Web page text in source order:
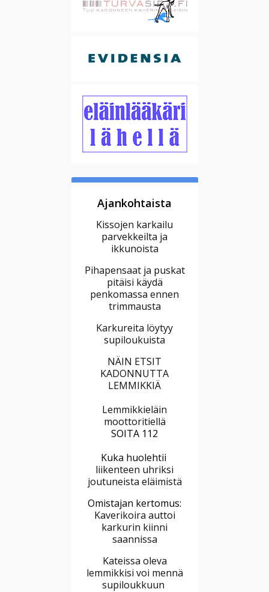
Ajankohtaista
Kissojen karkailu
parvekkeilta ja
ikkunoista
Pihapensaat ja puskat
pitäisi käydä
penkomassa ennen
trimmausta
Karkureita löytyy
supiloukuista
NÄIN ETSIT
KADONNUTTA
LEMMIKKIÄ
Lemmikkieläin
moottoritiellä
SOITA 112
Kuka huolehtii
liikenteen uhriksi
joutuneista eläimistä
Omistajan kertomus:
Kaverikoira auttoi
karkurin kiinni
saannissa
Kateissa oleva
lemmikkisi voi mennä
supiloukkuun